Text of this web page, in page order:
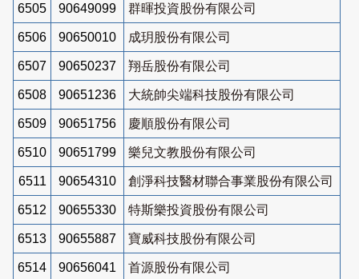
6505 90649099 群暉投資股份有限公司
6506 90650010 成玥股份有限公司
6507 90650237 翔岳股份有限公司
6508 90651236 大統帥尖端科技股份有限公司
6509 90651756 慶順股份有限公司
6510 90651799 樂兒文教股份有限公司
6511 90654310 創淨科技醫材聯合事業股份有限公司
6512 90655330 特斯樂投資股份有限公司
6513 90655887 寶威科技股份有限公司
6514 90656041 首源股份有限公司